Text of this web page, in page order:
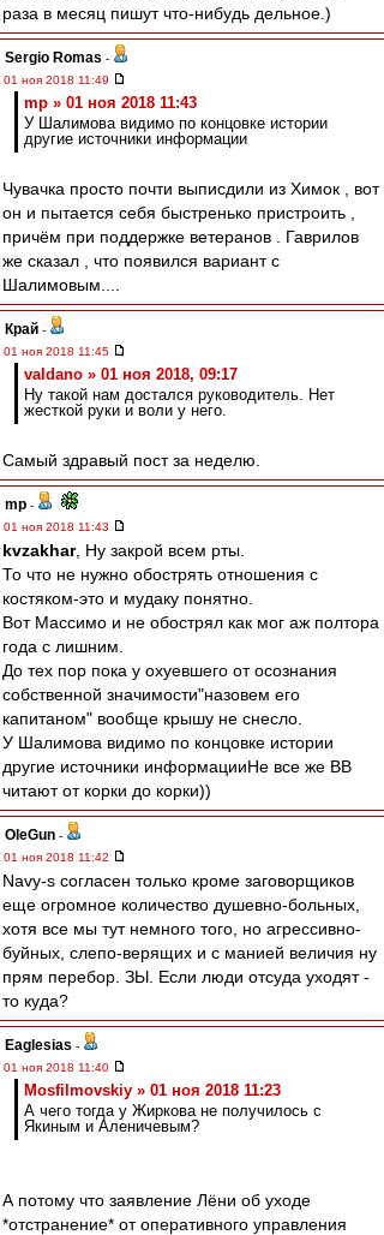
раза в месяц пишут что-нибудь дельное.)
Sergio Romas -
01 ноя 2018 11:49
mp » 01 ноя 2018 11:43
У Шалимова видимо по концовке истории
другие источники информации
Чувачка просто почти выписдили из Химок , вот
он и пытается себя быстренько пристроить ,
причём при поддержке ветеранов . Гаврилов
же сказал , что появился вариант с
Шалимовым....
Край -
01 ноя 2018 11:45
valdano » 01 ноя 2018, 09:17
Ну такой нам достался руководитель. Нет
жесткой руки и воли у него.
Самый здравый пост за неделю.
mp -
01 ноя 2018 11:43
kvzakhar, Ну закрой всем рты.
То что не нужно обострять отношения с
костяком-это и мудаку понятно.
Вот Массимо и не обострял как мог аж полтора
года с лишним.
До тех пор пока у охуевшего от осознания
собственной значимости"назовем его
капитаном" вообще крышу не снесло.
У Шалимова видимо по концовке истории
другие источники информацииНе все же ВВ
читают от корки до корки))
OleGun -
01 ноя 2018 11:42
Navy-s согласен только кроме заговорщиков
еще огромное количество душевно-больных,
хотя все мы тут немного того, но агрессивно-
буйных, слепо-верящих и с манией величия ну
прям перебор. ЗЫ. Если люди отсуда уходят -
то куда?
Eaglesias -
01 ноя 2018 11:40
Mosfilmovskiy » 01 ноя 2018 11:23
А чего тогда у Жиркова не получилось с
Якиным и Аленичевым?
А потому что заявление Лёни об уходе
*отстранение* от оперативного управления